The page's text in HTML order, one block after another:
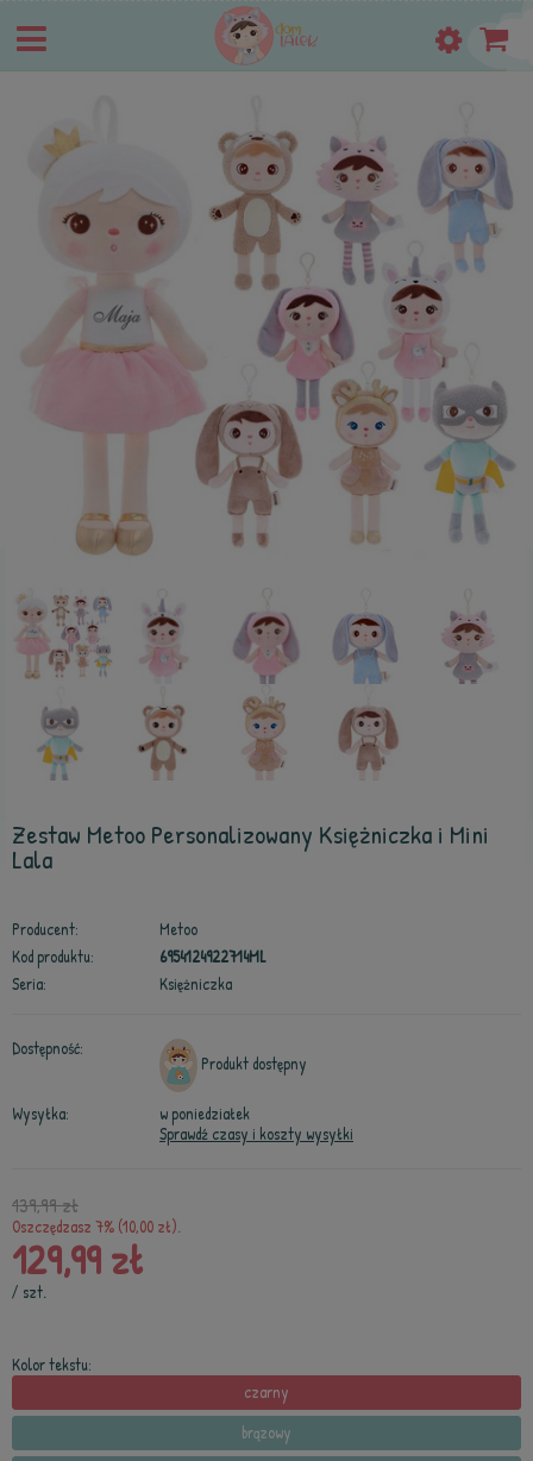
Zestaw Metoo Personalizowany Księżniczka i Mini
Lala
Producent:
Metoo
Kod produktu:
6954124922714ML
Seria:
Księżniczka
Dostępność:
Produkt dostępny
Wysyłka:
w poniedziałek
Sprawdź czasy i koszty wysyłki
139,99 zł
Oszczędzasz 7% (10,00 zł).
129,99 zł
/ szt.
Kolor tekstu:
czarny
brązowy